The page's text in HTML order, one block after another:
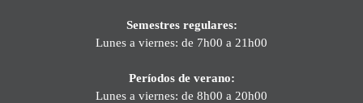
Semestres regulares:
Lunes a viernes: de 7h00 a 21h00
Períodos de verano:
Lunes a viernes: de 8h00 a 20h00